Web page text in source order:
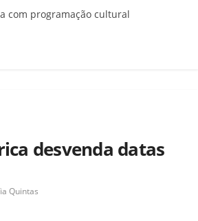
com programação cultural
desvenda datas
Quintas